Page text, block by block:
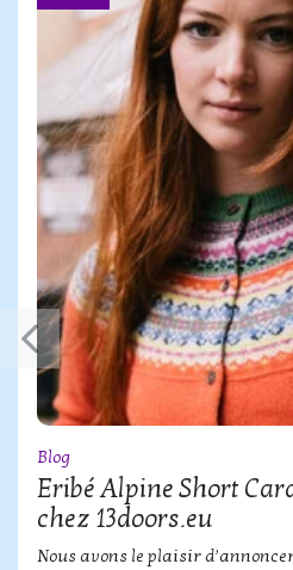
Blog
Eribé Alpine Short
chez 13doors.eu
Nous avons le plaisir